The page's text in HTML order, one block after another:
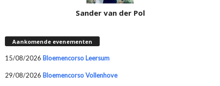
Sander van der Pol
Aankomende evenementen
15/08/2026 Bloemencorso Leersum
29/08/2026 Bloemencorso Vollenhove